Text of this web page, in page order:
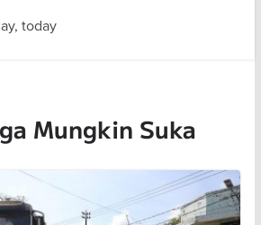
today
Mungkin Suka